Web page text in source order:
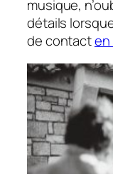
musique,
détails
de contacten